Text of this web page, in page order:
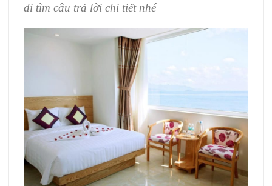
đi tìm câu trả lời chi tiết nhé